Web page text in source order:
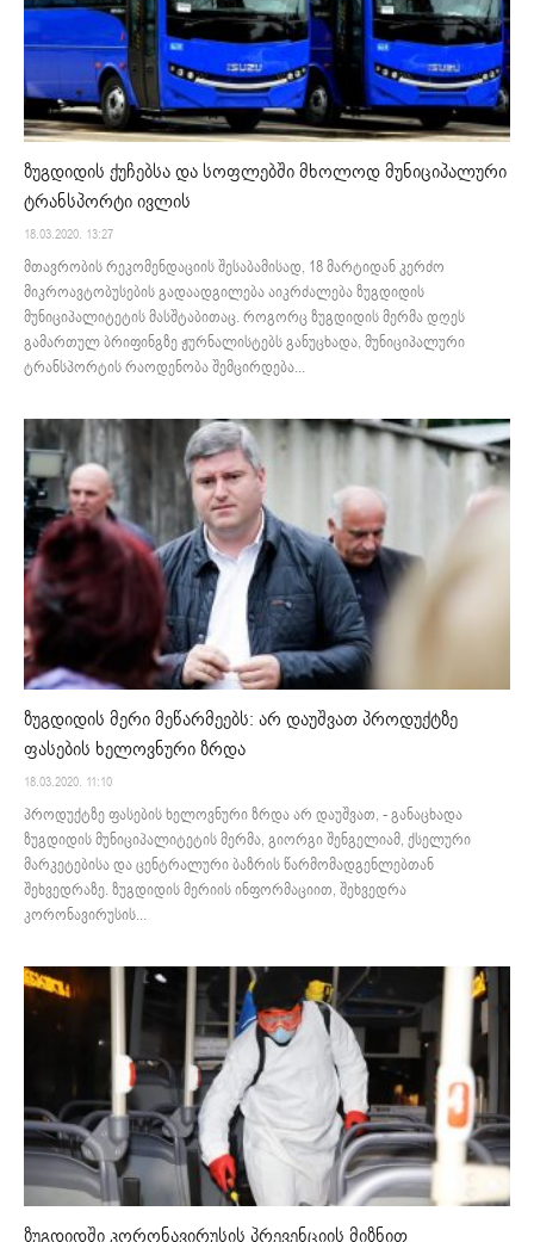
ზუგდიდის ქუჩებსა და სოფლებში მხოლოდ მუნიციპალური
ტრანსპორტი ივლის
18.03.2020. 13:27
მთავრობის რეკომენდაციის შესაბამისად, 18 მარტიდან კერძო
მიკროავტობუსების გადაადგილება აიკრძალება ზუგდიდის
მუნიციპალიტეტის მასშტაბითაც. როგორც ზუგდიდის მერმა დღეს
გამართულ ბრიფინგზე ჟურნალისტებს განუცხადა, მუნიციპალური
ტრანსპორტის რაოდენობა შემცირდება...
ზუგდიდის მერი მეწარმეებს: არ დაუშვათ პროდუქტზე
ფასების ხელოვნური ზრდა
18.03.2020. 11:10
პროდუქტზე ფასების ხელოვნური ზრდა არ დაუშვათ, - განაცხადა
ზუგდიდის მუნიციპალიტეტის მერმა, გიორგი შენგელიამ, ქსელური
მარკეტებისა და ცენტრალური ბაზრის წარმომადგენლებთან
შეხვედრაზე. ზუგდიდის მერიის ინფორმაციით, შეხვედრა
კორონავირუსის...
ზუგდიდში კორონავირუსის პრევენციის მიზნით